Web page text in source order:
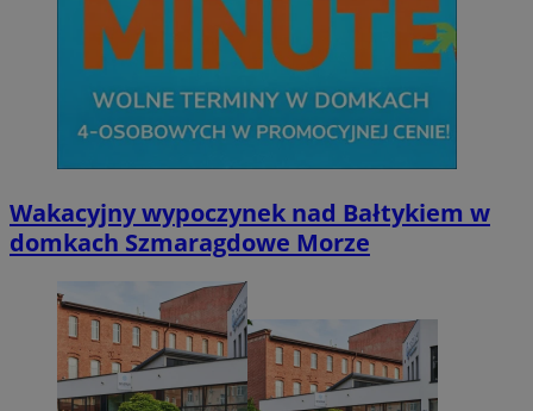
Wakacyjny wypoczynek nad Bałtykiem w
domkach Szmaragdowe Morze